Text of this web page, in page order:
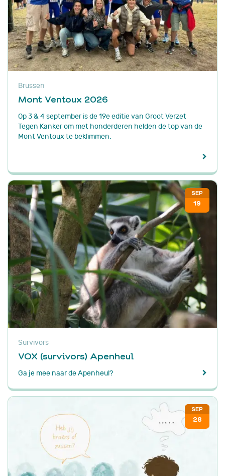
Brussen
Mont Ventoux 2026
Op 3 & 4 september is de 19e editie van Groot Verzet
Tegen Kanker om met honderderen helden de top van de
Mont Ventoux te beklimmen.
SEP
19
Survivors
VOX (survivors) Apenheul
Ga je mee naar de Apenheul?
SEP
28